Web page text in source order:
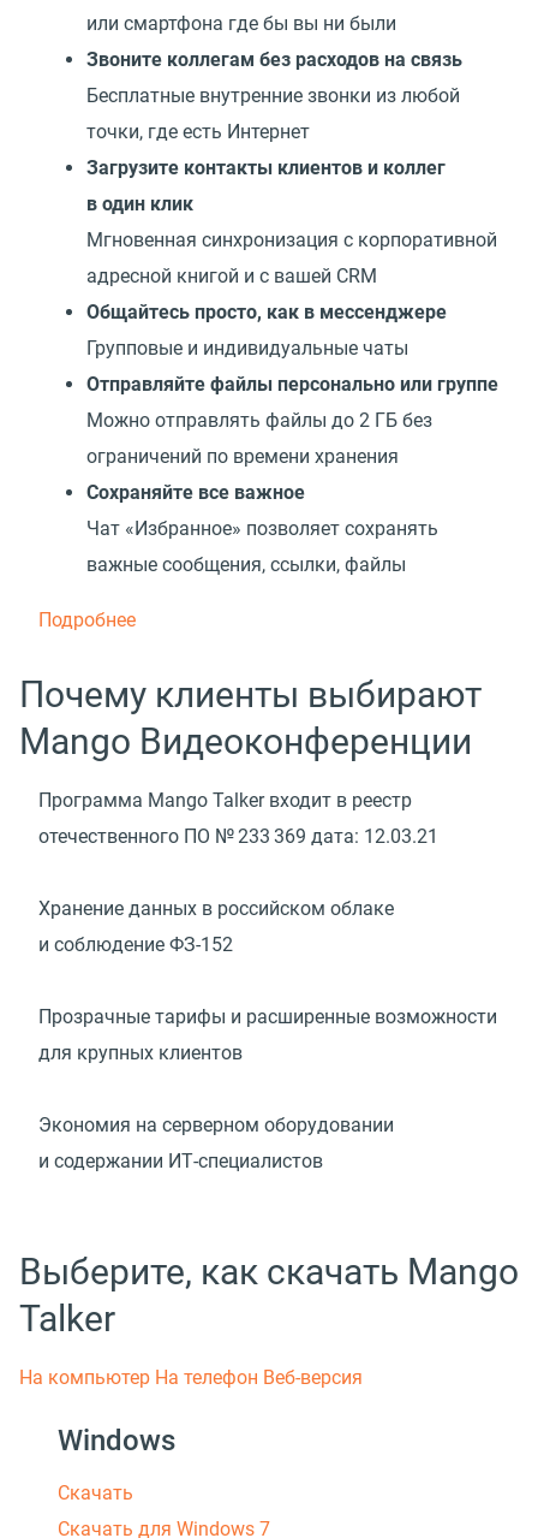
или смартфона где бы вы ни были
Звоните коллегам без расходов на связь
Бесплатные внутренние звонки из любой
точки, где есть Интернет
Загрузите контакты клиентов и коллег
в один клик
Мгновенная синхронизация с корпоративной
адресной книгой и с вашей CRM
Общайтесь просто, как в мессенджере
Групповые и индивидуальные чаты
Отправляйте файлы персонально или группе
Можно отправлять файлы до 2 ГБ без
ограничений по времени хранения
Сохраняйте все важное
Чат «Избранное» позволяет сохранять
важные сообщения, ссылки, файлы
Подробнее
Почему клиенты выбирают
Mango Видеоконференции
Программа Mango Talker входит в реестр
отечественного ПО № 233 369 дата: 12.03.21
Хранение данных в российском облаке
и соблюдение ФЗ-152
Прозрачные тарифы и расширенные возможности
для крупных клиентов
Экономия на серверном оборудовании
и содержании ИТ-специалистов
Выберите, как скачать Mango
Talker
На компьютер На телефон Веб-версия
Windows
Скачать
Скачать для Windows 7